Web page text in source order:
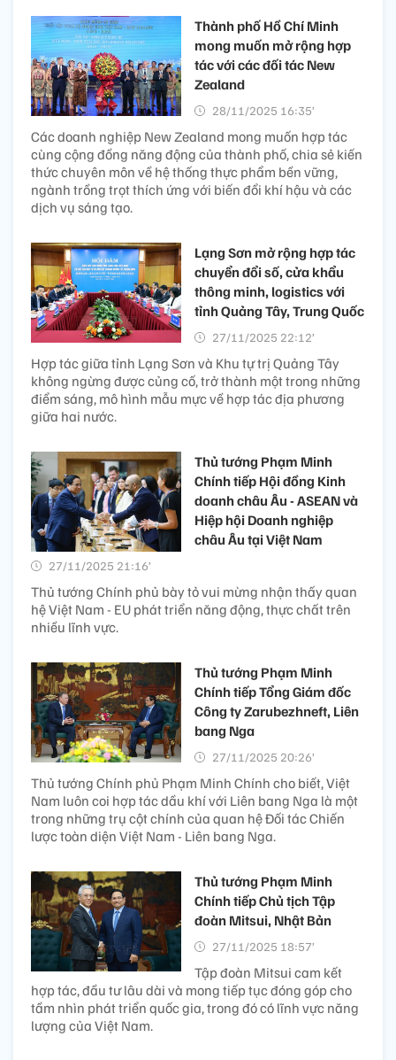
Thành phố Hồ Chí Minh
mong muốn mở rộng hợp
tác với các đối tác New
Zealand
28/11/2025 16:35’
Các doanh nghiệp New Zealand mong muốn hợp tác
cùng cộng đồng năng động của thành phố, chia sẻ kiến
thức chuyên môn về hệ thống thực phẩm bền vững,
ngành trồng trọt thích ứng với biến đổi khí hậu và các
dịch vụ sáng tạo.
Lạng Sơn mở rộng hợp tác
chuyển đổi số, cửa khẩu
thông minh, logistics với
tỉnh Quảng Tây, Trung Quốc
27/11/2025 22:12’
Hợp tác giữa tỉnh Lạng Sơn và Khu tự trị Quảng Tây
không ngừng được củng cố, trở thành một trong những
điểm sáng, mô hình mẫu mực về hợp tác địa phương
giữa hai nước.
Thủ tướng Phạm Minh
Chính tiếp Hội đồng Kinh
doanh châu Âu - ASEAN và
Hiệp hội Doanh nghiệp
châu Âu tại Việt Nam
27/11/2025 21:16’
Thủ tướng Chính phủ bày tỏ vui mừng nhận thấy quan
hệ Việt Nam - EU phát triển năng động, thực chất trên
nhiều lĩnh vực.
Thủ tướng Phạm Minh
Chính tiếp Tổng Giám đốc
Công ty Zarubezhneft, Liên
bang Nga
27/11/2025 20:26’
Thủ tướng Chính phủ Phạm Minh Chính cho biết, Việt
Nam luôn coi hợp tác dầu khí với Liên bang Nga là một
trong những trụ cột chính của quan hệ Đối tác Chiến
lược toàn diện Việt Nam - Liên bang Nga.
Thủ tướng Phạm Minh
Chính tiếp Chủ tịch Tập
đoàn Mitsui, Nhật Bản
27/11/2025 18:57’
Tập đoàn Mitsui cam kết
hợp tác, đầu tư lâu dài và mong tiếp tục đóng góp cho
tầm nhìn phát triển quốc gia, trong đó có lĩnh vực năng
lượng của Việt Nam.